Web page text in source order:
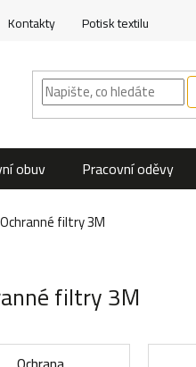
Kontakty Potisk textilu
obuv Pracovní oděvy
Ochranné filtry 3M
filtry 3M